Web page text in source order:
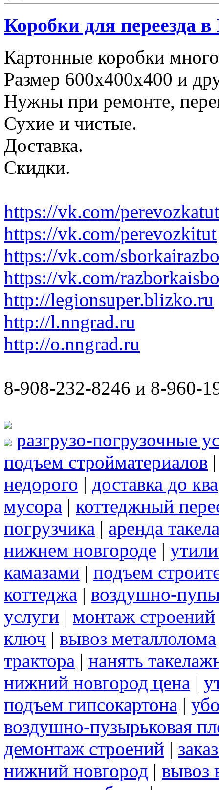
Коробки для переезда
Картонные коробки
Размер 600х400х400 и
Нужны при ремонте,
Сухие и чистые.
Доставка.
Скидки.
https://vk.com/perevozkatut
https://vk.com/perevozkitut
https://vk.com/
https://vk.com/
http://legionsuper.blizko.ru
http://l.nngrad.ru
http://o.nngrad.ru
8-908-232-8246 и 8-960-
разгрузо-погрузочные
подъем стройматериалов
недорого | доставка до
мусора | коттеджный
погрузчика | аренда
нижнем новгороде |
камазами | подъем
коттеджа | воздушно-
услуги | монтаж строений
ключ | вывоз металлолома
трактора | нанять
нижний новгород цена |
подъем гипсокартона |
воздушно-пузырьковая
демонтаж строений |
нижний новгород | вывоз